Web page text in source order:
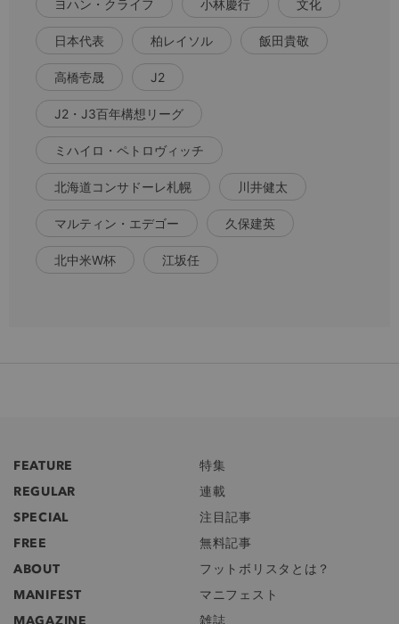
ヨハン・クライフ 小林慶行 文化
日本代表 柏レイソル 飯田貴敬
高橋壱晟 J2
J2・J3百年構想リーグ
ミハイロ・ペトロヴィッチ
北海道コンサドーレ札幌 川井健太
マルティン・エデゴー 久保建英
北中米W杯 江坂任
FEATURE
特集
REGULAR
連載
SPECIAL
注目記事
FREE
無料記事
ABOUT
フットボリスタとは？
MANIFEST
マニフェスト
MAGAZINE
雑誌